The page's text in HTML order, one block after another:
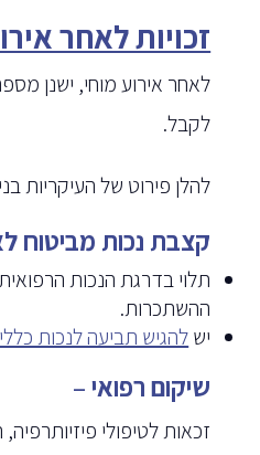
זכויות לאחר
לאחר אירוע מוחי, ישנן
לקבל.
להלן פירוט של העיקריות
קצבת נכות מביטוח
תלוי בדרגת הנכות
ההשתכרות.
ישלהגיש תביעה לנכות
שיקום רפואי–
זכאות לטיפולי פיזיותרפיה,